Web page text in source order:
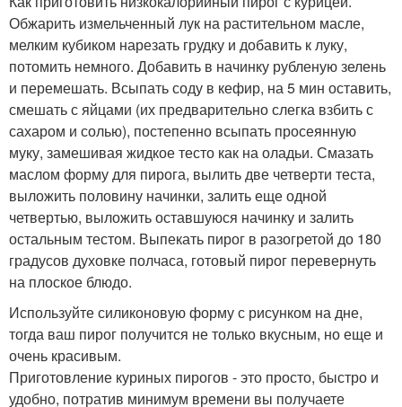
Обжарить измельченный лук на растительном масле,
мелким кубиком нарезать грудку и добавить к луку,
потомить немного. Добавить в начинку рубленую зелень
и перемешать. Всыпать соду в кефир, на 5 мин оставить,
смешать с яйцами (их предварительно слегка взбить с
сахаром и солью), постепенно всыпать просеянную
муку, замешивая жидкое тесто как на оладьи. Смазать
маслом форму для пирога, вылить две четверти теста,
выложить половину начинки, залить еще одной
четвертью, выложить оставшуюся начинку и залить
остальным тестом. Выпекать пирог в разогретой до 180
градусов духовке полчаса, готовый пирог перевернуть
на плоское блюдо.
Используйте силиконовую форму с рисунком на дне,
тогда ваш пирог получится не только вкусным, но еще и
очень красивым.
Приготовление куриных пирогов - это просто, быстро и
удобно, потратив минимум времени вы получаете